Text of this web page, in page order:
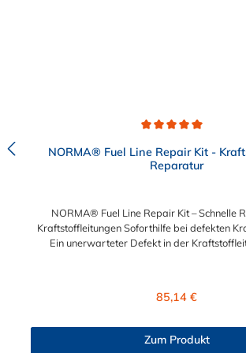
NORMA® Fuel Line Repair Kit -
Reparatur
NORMA® Fuel Line Repair Kit – Schnelle
Kraftstoffleitungen Soforthilfe bei defekten
Ein unerwarteter Defekt in der
Leitung austauschen zu müssen. Enthaltene
Adapter 2x 715 8154 008 - NORMAQUICK®
mm - 0° | Adapter 2x 715 6509 008 -
Regulärer Preis:
85,14 €
Zum Produkt